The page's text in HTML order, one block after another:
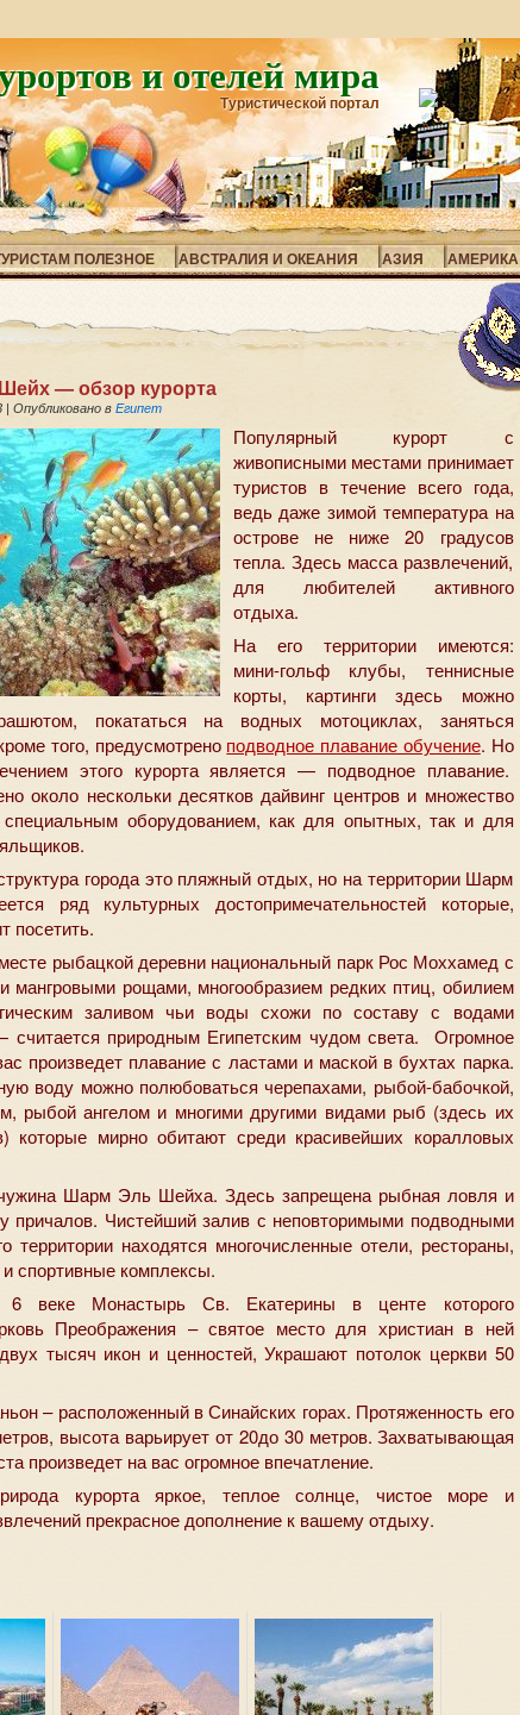
и отелей мира
Туристической портал
ПОЛЕЗНОЕ АВСТРАЛИЯ И ОКЕАНИЯ АЗИЯ АМЕРИКА
— обзор курорта
| Опубликовано в Египет
Популярный курорт с
живописными местами принимает
туристов в течение всего года,
ведь даже зимой температура на
острове не ниже 20 градусов
тепла. Здесь масса развлечений,
для любителей активного
отдыха.
На его территории имеются:
мини-гольф клубы, теннисные
корты, картинги здесь можно
покататься на водных мотоциклах, заняться
того, предусмотрено подводное плавание обучение. Но
этого курорта является — подводное плавание.
около нескольки десятков дайвинг центров и множество
специальным оборудованием, как для опытных, так и для
города это пляжный отдых, но на территории Шарм
ряд культурных достопримечательностей которые,
посетить.
рыбацкой деревни национальный парк Рос Моххамед с
мангровыми рощами, многообразием редких птиц, обилием
заливом чьи воды схожи по составу с водами
считается природным Египетским чудом света. Огромное
произведет плавание с ластами и маской в бухтах парка.
воду можно полюбоваться черепахами, рыбой-бабочкой,
рыбой ангелом и многими другими видами рыб (здесь их
которые мирно обитают среди красивейших коралловых
Шарм Эль Шейха. Здесь запрещена рыбная ловля и
у причалов. Чистейший залив с неповторимыми подводными
территории находятся многочисленные отели, рестораны,
спортивные комплексы.
6 веке Монастырь Св. Екатерины в центе которого
Преображения – святое место для христиан в ней
тысяч икон и ценностей, Украшают потолок церкви 50
– расположенный в Синайских горах. Протяженность его
высота варьирует от 20до 30 метров. Захватывающая
произведет на вас огромное впечатление.
курорта яркое, теплое солнце, чистое море и
прекрасное дополнение к вашему отдыху.